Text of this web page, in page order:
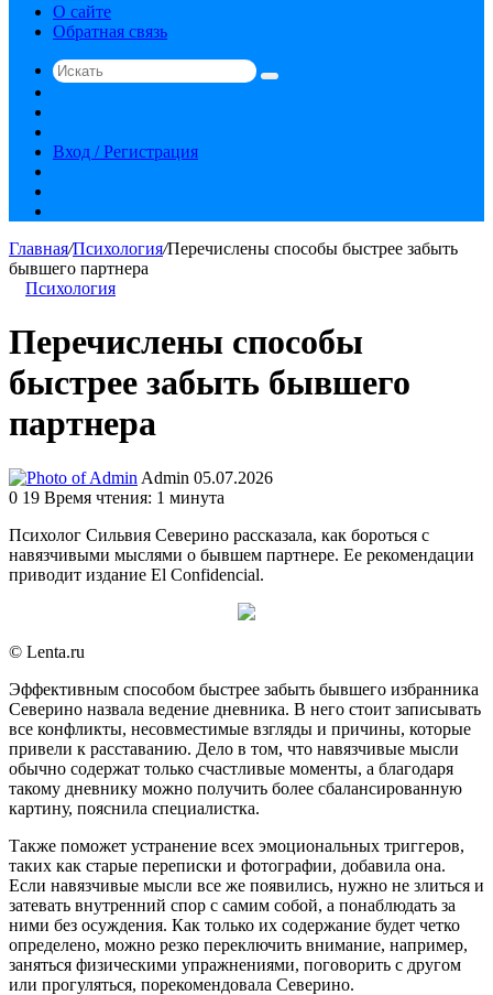
О сайте
Обратная связь
Искать
статья
Вход / Регистрация
Главная/Психология/Перечислены способы быстрее забыть
бывшего партнера
Психология
Перечислены способы
быстрее забыть бывшего
партнера
Admin Send
an
05.07.2026
0 19 Время чтения: 1 минута
Психолог Сильвия Северино рассказала, как бороться с
навязчивыми мыслями о бывшем партнере. Ее рекомендации
приводит издание El Confidencial.
© Lenta.ru
Эффективным способом быстрее забыть бывшего избранника
Северино назвала ведение дневника. В него стоит записывать
все конфликты, несовместимые взгляды и причины, которые
привели к расставанию. Дело в том, что навязчивые мысли
обычно содержат только счастливые моменты, а благодаря
такому дневнику можно получить более сбалансированную
картину, пояснила специалистка.
Также поможет устранение всех эмоциональных триггеров,
таких как старые переписки и фотографии, добавила она.
Если навязчивые мысли все же появились, нужно не злиться и
затевать внутренний спор с самим собой, а понаблюдать за
ними без осуждения. Как только их содержание будет четко
определено, можно резко переключить внимание, например,
заняться физическими упражнениями, поговорить с другом
или прогуляться, порекомендовала Северино.